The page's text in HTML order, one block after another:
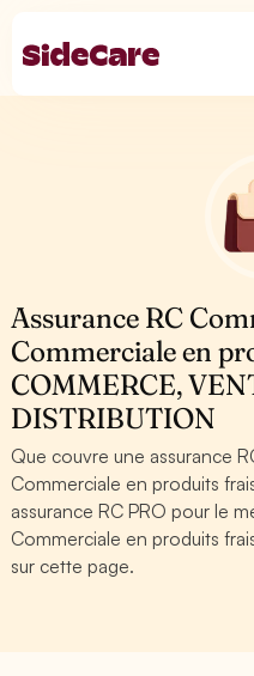
Assurance RC
Commerciale en
COMMERCE,
DISTRIBUTION
Que couvre une assurance
Commerciale en produits
assurance RC PRO pour le
Commerciale en produits
sur cette page.